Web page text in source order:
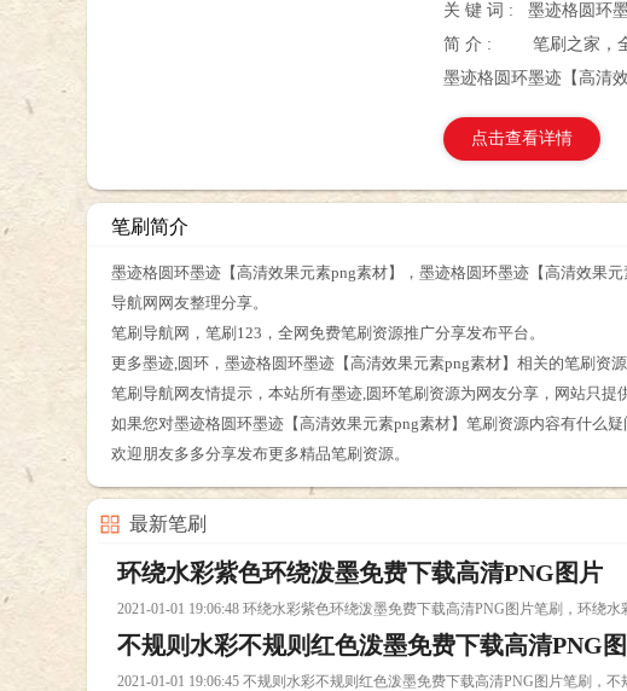
关 键 词 :
墨迹格圆环
简 介 :
笔刷之家，
墨迹格圆环墨迹【高清
点击查看详情
笔刷简介
墨迹格圆环墨迹【高清效果元素png素材】，墨迹格圆环墨迹【高清效果
导航网网友整理分享。
笔刷导航网，笔刷123，全网免费笔刷资源推广分享发布平台。
更多墨迹,圆环，墨迹格圆环墨迹【高清效果元素png素材】相关的笔刷资
笔刷导航网友情提示，本站所有墨迹,圆环笔刷资源为网友分享，网站只提
如果您对墨迹格圆环墨迹【高清效果元素png素材】笔刷资源内容有什么疑
欢迎朋友多多分享发布更多精品笔刷资源。
最新笔刷
环绕水彩紫色环绕泼墨免费下载高清PNG图片
2021-01-01 19:06:48 环绕水彩紫色环绕泼墨免费下载高清PNG图片笔刷，环绕
不规则水彩不规则红色泼墨免费下载高清PNG
2021-01-01 19:06:45 不规则水彩不规则红色泼墨免费下载高清PNG图片笔刷，